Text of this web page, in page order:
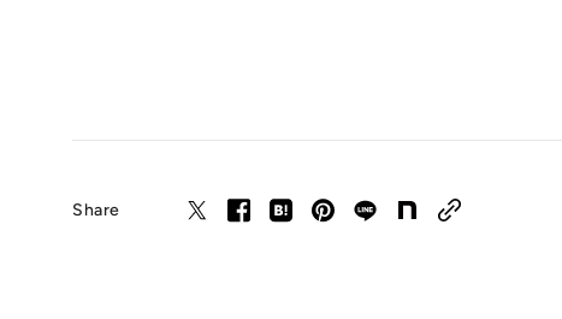
Share